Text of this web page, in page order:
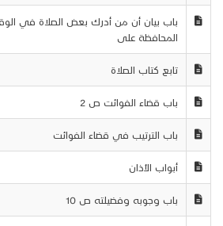
باب بيان أن من أدرك بعض الصلاة في
المحافظة على
تابع كتاب الصلاة
باب قضاء الفوائت ص 2
باب الترتيب في قضاء الفوائت
أبواب الأذان
باب وجوبه وفضيلته ص 10